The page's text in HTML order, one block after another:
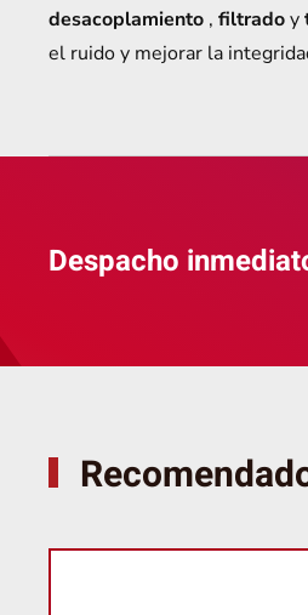
desacoplamiento , filtradoy
el ruido y mejorar la
Despacho